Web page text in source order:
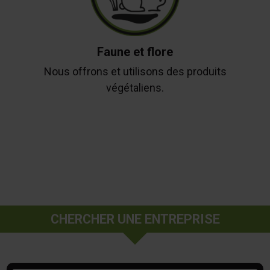
Faune et flore
Nous offrons et utilisons des produits
végétaliens.
CHERCHER UNE ENTREPRISE